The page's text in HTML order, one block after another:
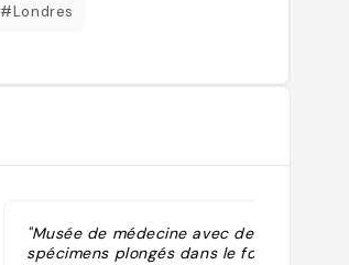
#Londres
"Musée de médecine avec des
spécimens plongés dans le formol,